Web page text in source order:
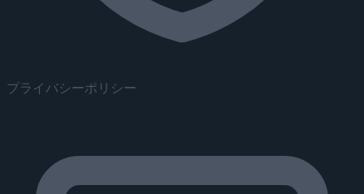
プライバシーポリシー